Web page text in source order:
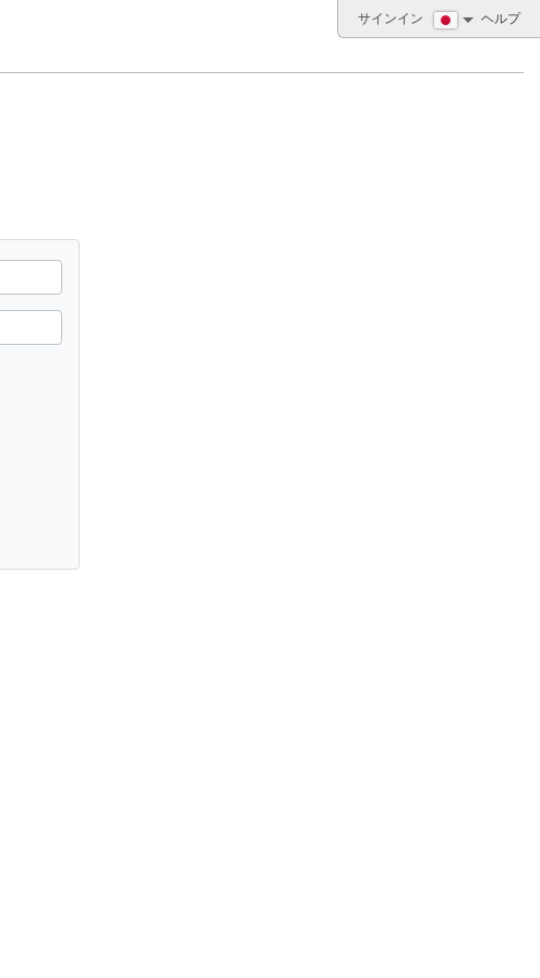
サインイン ヘルプ